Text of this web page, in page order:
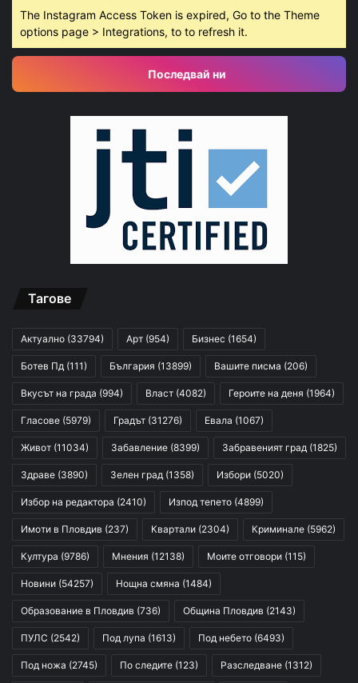
The Instagram Access Token is expired, Go to the Theme
options page > Integrations, to to refresh it.
Последвай ни
Тагове
Актуално (33794) Арт (954) Бизнес (1654)
Ботев Пд (111) България (13899) Вашите писма (206)
Вкусът на града (994) Власт (4082) Героите на деня (1964)
Гласове (5979) Градът (31276) Евала (1067)
Живот (11034) Забавление (8399) Забравеният град (1825)
Здраве (3890) Зелен град (1358) Избори (5020)
Избор на редактора (2410) Изпод тепето (4899)
Имоти в Пловдив (237) Квартали (2304) Криминале (5962)
Култура (9786) Мнения (12138) Моите отговори (115)
Новини (54257) Нощна смяна (1484)
Образование в Пловдив (736) Община Пловдив (2143)
ПУЛС (2542) Под лупа (1613) Под небето (6493)
Под ножа (2745) По следите (123) Разследване (1312)